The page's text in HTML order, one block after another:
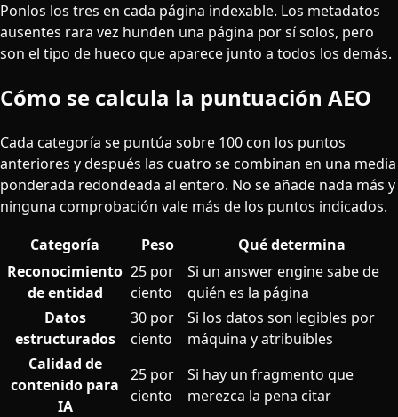
Ponlos los tres en cada página indexable. Los metadatos
ausentes rara vez hunden una página por sí solos, pero
son el tipo de hueco que aparece junto a todos los demás.
Cómo se calcula la puntuación AEO
Cada categoría se puntúa sobre 100 con los puntos
anteriores y después las cuatro se combinan en una media
ponderada redondeada al entero. No se añade nada más y
ninguna comprobación vale más de los puntos indicados.
Pesos de categoría que forman la puntuación AEO sobre
Categoría Peso
Qué determina
Reconocimiento
de entidad
25 por
ciento
Si un answer engine sabe de
quién es la página
Datos
estructurados
30 por
ciento
Si los datos son legibles por
máquina y atribuibles
Calidad de
contenido para
IA
25 por
ciento
Si hay un fragmento que
merezca la pena citar